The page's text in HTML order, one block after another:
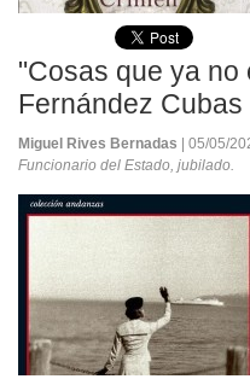
"Cosas que ya no
Fernández Cubas
Miguel Rives Bernadas
| 05/05/
Funcionario del Estado, jubilado.